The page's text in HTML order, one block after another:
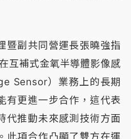
暨副共同營運長張曉強指
互補式金氧半導體影像感
Sensor）業務上的長期
有更進一步合作，這代表
代推動未來感測技術方面
此項合作凸顯了雙方在運